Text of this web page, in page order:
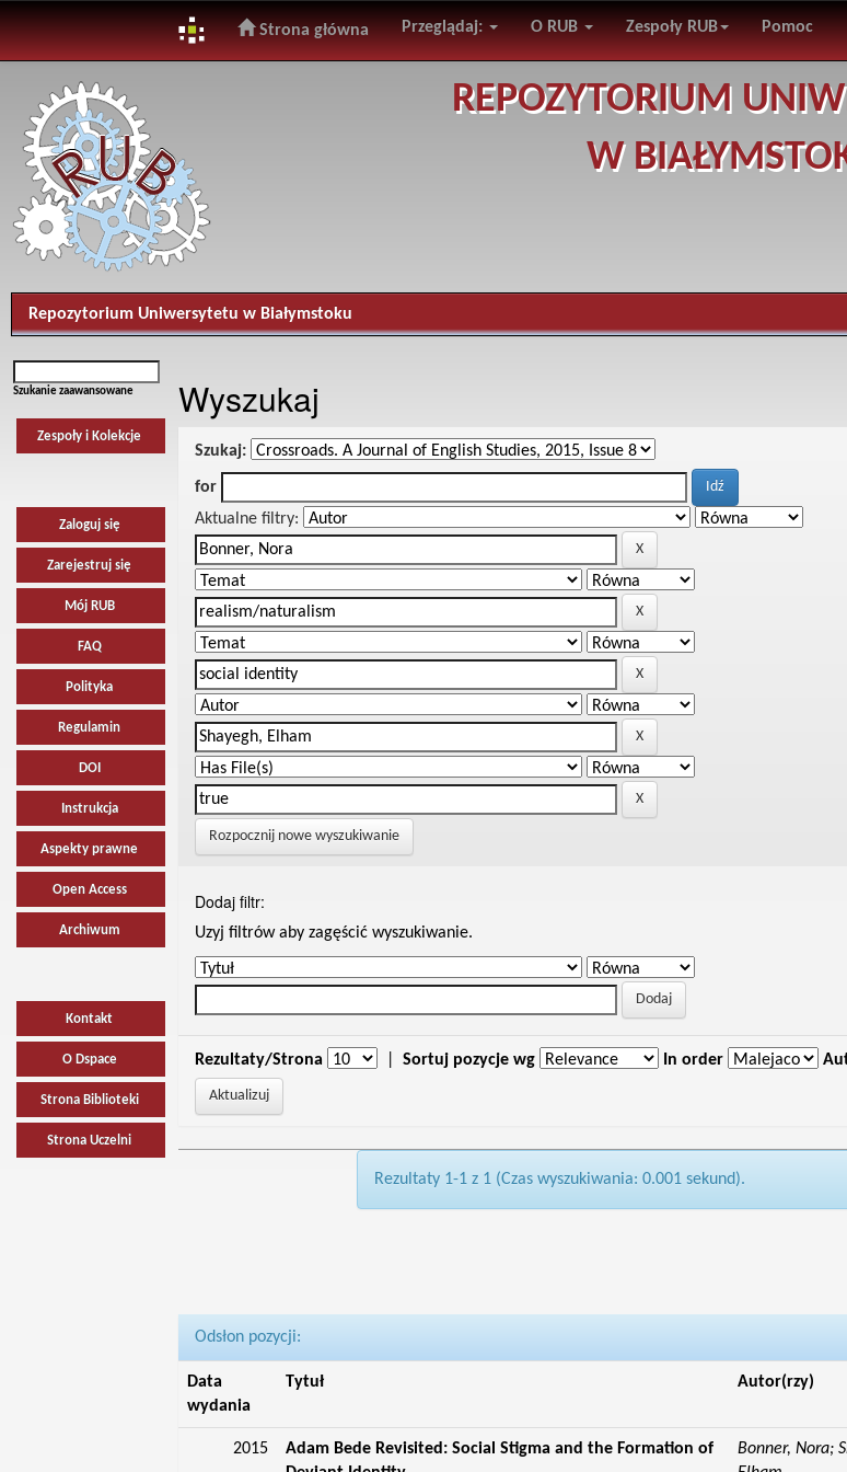
navigation
Strona główna Przeglądaj: O RUB Zespoły RUB Pomoc
REPOZYTORIUM
W
Repozytorium Uniwersytetu w Białymstoku
Szukanie zaawansowane
Zespoły i Kolekcje
Zaloguj się
Zarejestruj się
Mój RUB
FAQ
Polityka
Regulamin
DOI
Instrukcja
Aspekty prawne
Open Access
Archiwum
Kontakt
O Dspace
Strona Biblioteki
Strona Uczelni
Wyszukaj
Szukaj:
for
Aktualne filtry:
Rozpocznij nowe wyszukiwanie
Dodaj filtr:
Uzyj filtrów aby zagęścić wyszukiwanie.
Rezultaty/Strona Sortuj pozycje wg In order
Rezultaty 1-1 z 1 (Czas wyszukiwania: 0.001 sekund).
Odsłon pozycji:
Data
wydania
Tytuł Autor(rzy)
2015
Adam Bede Revisited: Social Stigma and the Formation of
Bonner, Nora;